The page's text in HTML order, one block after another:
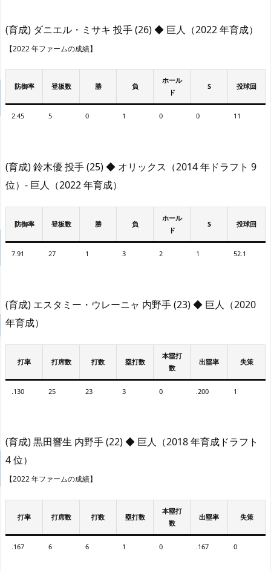
(育成) ダニエル・ミサキ 投手 (26) ◆ 巨人（2022 年育成）
【2022 年ファームの成績】
防御率 登板数 勝 負
ホール
ド
S 投球回
2.45 5 0 1 0 0 11
(育成) 鈴木優 投手 (25) ◆ オリックス（2014 年ドラフト 9
位）- 巨人（2022 年育成）
防御率 登板数 勝 負
ホール
ド
S 投球回
7.91 27 1 3 2 1 52.1
(育成) エスタミー・ウレーニャ 内野手 (23) ◆ 巨人（2020
年育成）
打率 打席数 打数 塁打数
本塁打
数
出塁率 失策
.130 25 23 3 0 .200 1
(育成) 黒田響生 内野手 (22) ◆ 巨人（2018 年育成ドラフト
4 位）
【2022 年ファームの成績】
打率 打席数 打数 塁打数
本塁打
数
出塁率 失策
.167 6 6 1 0 .167 0